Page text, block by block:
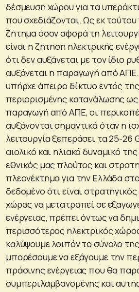
δέσμευση χώρου για τα
που σχεδιάζονται. Ως εκ τούτου
ζήτημα όσον αφορά τη
είναι η ζήτηση ηλεκτρικής
ότι δεν αυξάνεται με τον ίδιο
αυξάνεται η παραγωγή από ΑΠΕ.
υπήρχε άπειρο δίκτυο εντός
περιορισμένης κατανάλωσης
παραγωγή από ΑΠΕ, οι
αυξάνονται σημαντικά όταν η
λειτουργία ξεπεράσει τα 25-26
αιολικό και ηλιακό δυναμικό
εθνικός μας πλούτος και
πλεονέκτημα για την Ελλάδα
δεδομένο ότι είναι
χώρας να μετατραπεί σε
ενέργειας, πρέπει όντως να
περισσότερος ηλεκτρικός
καλύψουμε λοιπόν το σύνολο
μπορέσουμε να εξάγουμε την
πράσινης ενέργειας που θα
συμπεριλαμβανομένης και